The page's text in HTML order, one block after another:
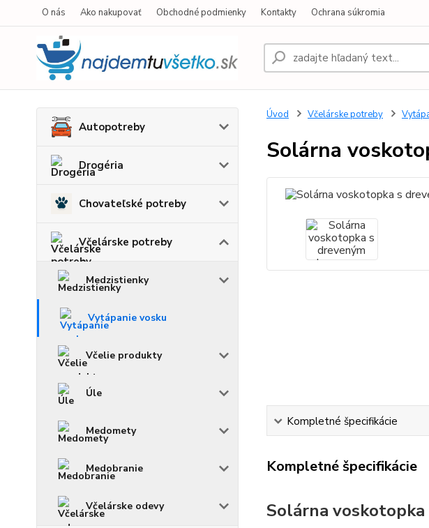
O nás Ako nakupovať Obchodné podmienky Kontakty Ochrana súkromia
Autopotreby
Drogéria
Chovateľské potreby
Včelárske potreby
Medzistienky
Vytápanie vosku
Včelie produkty
Úle
Medomety
Medobranie
Včelárske odevy
Úvod Včelárske potreby
Solárna
Kompletné špecifikácie
Kompletné špecifikácie
Solárna